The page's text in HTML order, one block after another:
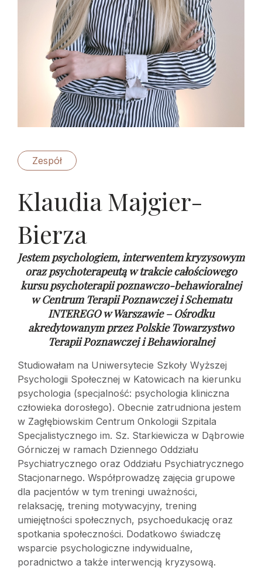
Zespół
Klaudia Majgier-
Bierza
Jestem psychologiem, interwentem kryzysowym
oraz psychoterapeutą w trakcie całościowego
kursu psychoterapii poznawczo-behawioralnej
wCentrum Terapii Poznawczej i Schematu
INTEREGO w Warszawie – Ośrodku
akredytowanym przez Polskie Towarzystwo
Terapii Poznawczej i Behawioralnej
Studiowałam na Uniwersytecie Szkoły Wyższej
Psychologii Społecznej w Katowicach na kierunku
psychologia (specjalność: psychologia kliniczna
człowieka dorosłego). Obecnie zatrudniona jestem
w Zagłębiowskim Centrum Onkologii Szpitala
Specjalistycznego im. Sz. Starkiewicza w Dąbrowie
Górniczej w ramach Dziennego Oddziału
Psychiatrycznego oraz Oddziału Psychiatrycznego
Stacjonarnego. Współprowadzę zajęcia grupowe
dla pacjentów w tym treningi uważności,
relaksację, trening motywacyjny, trening
umiejętności społecznych, psychoedukację oraz
spotkania społeczności. Dodatkowo świadczę
wsparcie psychologiczne indywidualne,
poradnictwo a także interwencją kryzysową.